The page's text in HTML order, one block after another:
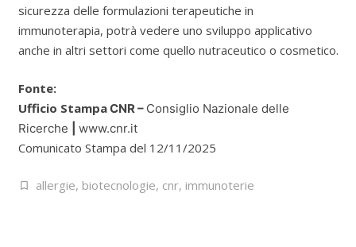
sicurezza delle formulazioni terapeutiche in
immunoterapia, potrà vedere uno sviluppo applicativo
anche in altri settori come quello nutraceutico o cosmetico.
Fonte:
Ufficio StampaCNR – Consiglio Nazionale delle
Ricerche
www.cnr.it
Comunicato Stampa del 12/11/2025
allergie, biotecnologie, cnr, immunoterie